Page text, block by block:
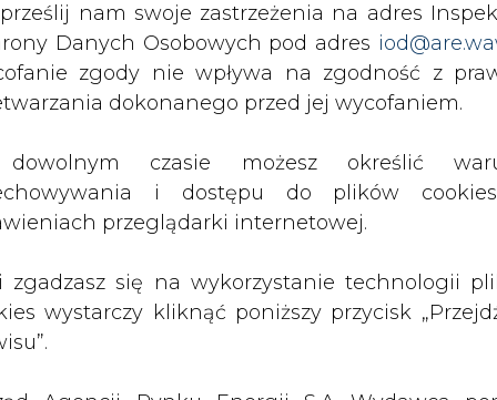
prześlij nam swoje zastrzeżenia na adres
Danych Osobowych pod adres
zgody nie wpływa na zgodność z
dokonanego przed jej wycofaniem.
czasie możesz określić
i dostępu do plików
przeglądarki internetowej.
zgadzasz się na wykorzystanie technologii
wystarczy kliknąć poniższy przycisk
w złotych, przy czym wartość
też spółka.
gwarantowaną, określoną jako
– czytamy dalej.
emisji obligacji ma przekraczać wartość
obligacji. W lipcu wiceprezes mówił, że PGE
powyżej 500 mln euro, czyli powyżej 2 mld
inteligencji. Wydawca portalu CIRE zgadza się na